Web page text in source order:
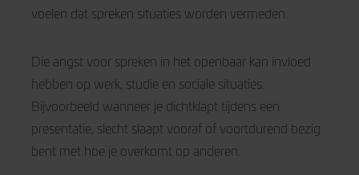
voelen dat spreken situaties worden vermeden.
Die angst voor spreken in het openbaar kan invloed
hebben op werk, studie en sociale situaties.
Bijvoorbeeld wanneer je dichtklapt tijdens een
presentatie, slecht slaapt vooraf of voortdurend bezig
bent met hoe je overkomt op anderen.